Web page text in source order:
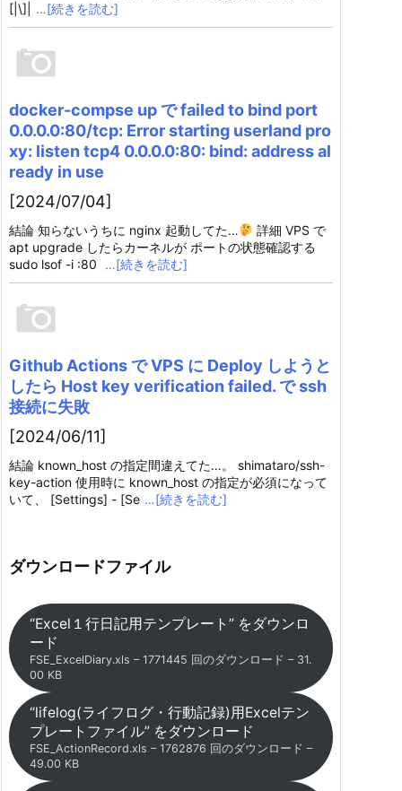
[|\]|
…[続きを読む]
docker-compse up で failed to bind port
0.0.0.0:80/tcp: Error starting userland pro
xy: listen tcp4 0.0.0.0:80: bind: address al
ready in use
[2024/07/04]
結論 知らないうちに nginx 起動してた…
詳細 VPS で
apt upgrade したらカーネルが ポートの状態確認する
sudo lsof -i :80
…[続きを読む]
Github Actions で VPS に Deploy しようと
したら Host key verification failed. で ssh
接続に失敗
[2024/06/11]
結論 known_host の指定間違えてた…。 shimataro/ssh-
key-action 使用時に known_host の指定が必須になって
いて、 [Settings] - [Se …[続きを読む]
ダウンロードファイル
“Excel１行日記用テンプレート” をダウンロ
ード
FSE_ExcelDiary.xls – 1771445 回のダウンロード – 31.
00 KB
“lifelog(ライフログ・行動記録)用Excelテン
プレートファイル” をダウンロード
FSE_ActionRecord.xls – 1762876 回のダウンロード –
49.00 KB